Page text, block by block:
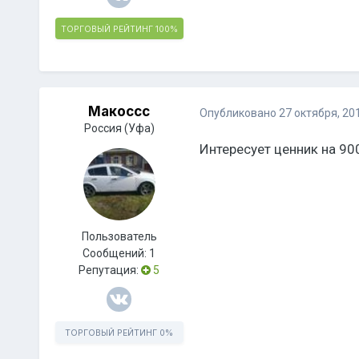
ТОРГОВЫЙ РЕЙТИНГ 100%
Макоссс
Россия (Уфа)
Пользователь
Сообщений: 1
Репутация:
5
ТОРГОВЫЙ РЕЙТИНГ 0%
Опубликовано 27 октября,
Интересует ценник на